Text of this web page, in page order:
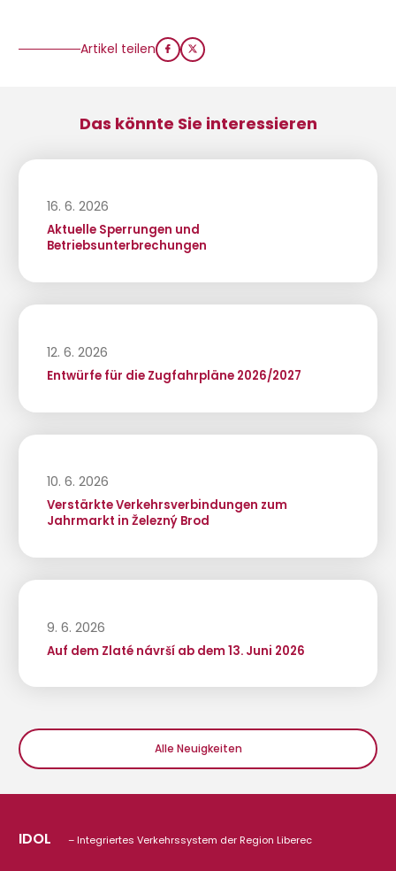
Artikel teilen
Das könnte Sie interessieren
16. 6. 2026
Aktuelle Sperrungen und
Betriebsunterbrechungen
12. 6. 2026
Entwürfe für die Zugfahrpläne 2026/2027
10. 6. 2026
Verstärkte Verkehrsverbindungen zum
Jahrmarkt in Železný Brod
9. 6. 2026
Auf dem Zlaté návrší ab dem 13. Juni 2026
Alle Neuigkeiten
IDOL – Integriertes Verkehrssystem der Region Liberec